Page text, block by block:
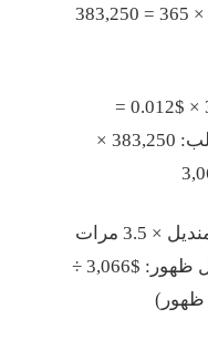
الاستهلاك السنوي للمناديل: 300 × 3.5 × 365 = 383,250
تكلفة المناديل غير المطبوعة: 383,250 × $0.012 =
$4,599 مطبوعة بلون واحد حسب الطلب: 383,250 ×
عدد مرات الظهور المحققة: 383,250 منديل × 3.5 مرات
ظهور = 1,341,375 مرة ظهور تكلفة كل ظهور: $3,066 ÷